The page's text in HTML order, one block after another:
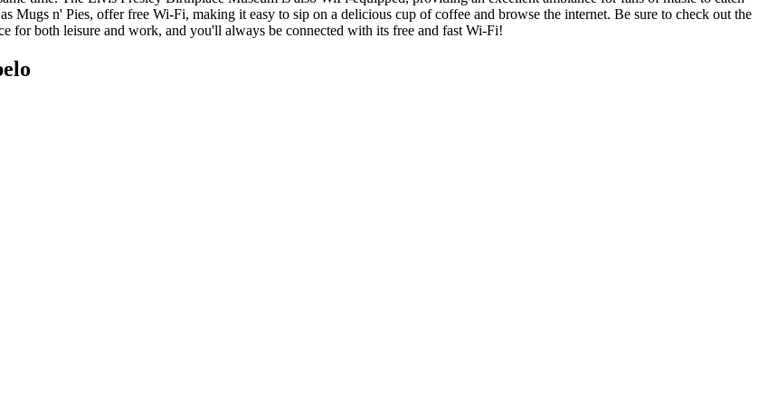
Mugs n' Pies, offer free Wi-Fi, making it easy to sip on a delicious cup of coffee and browse the internet. Be sure to check out the
for both leisure and work, and you'll always be connected with its free and fast Wi-Fi!